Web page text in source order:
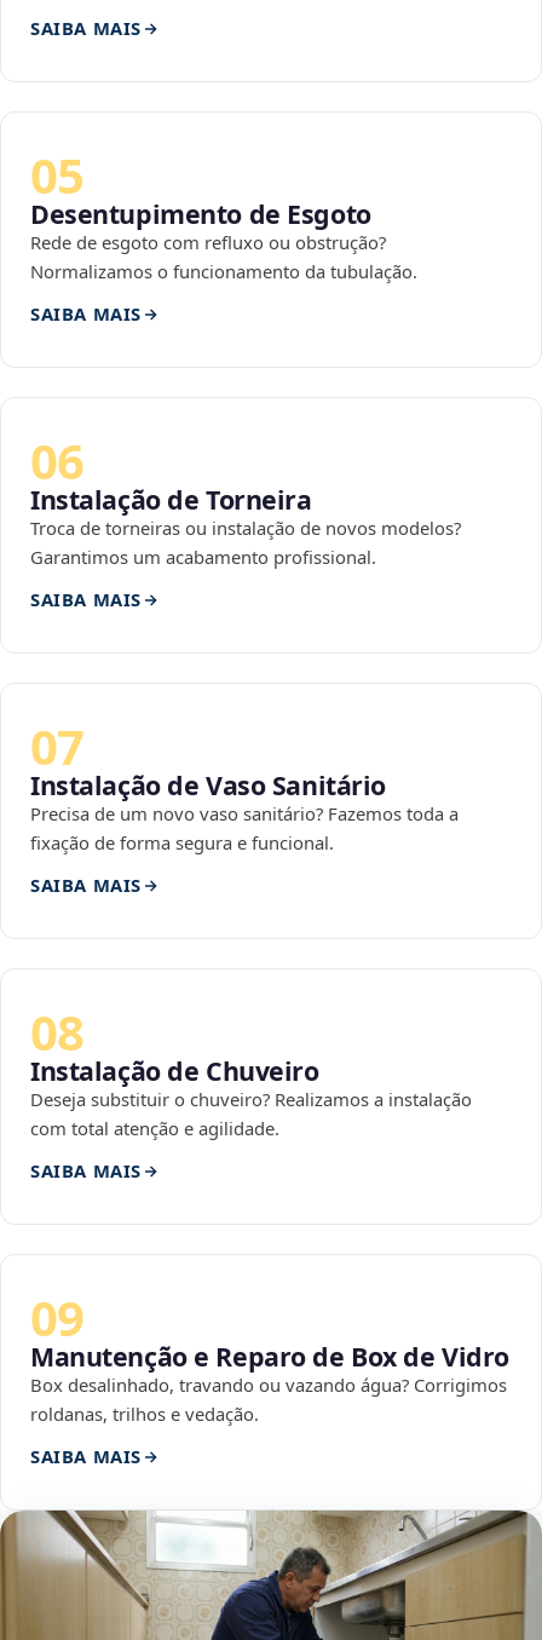
SAIBA MAIS
05
Desentupimento de Esgoto
Rede de esgoto com refluxo ou obstrução?
Normalizamos o funcionamento da tubulação.
SAIBA MAIS
06
Instalação de Torneira
Troca de torneiras ou instalação de novos modelos?
Garantimos um acabamento profissional.
SAIBA MAIS
07
Instalação de Vaso Sanitário
Precisa de um novo vaso sanitário? Fazemos toda a
fixação de forma segura e funcional.
SAIBA MAIS
08
Instalação de Chuveiro
Deseja substituir o chuveiro? Realizamos a instalação
com total atenção e agilidade.
SAIBA MAIS
09
Manutenção e Reparo de Box de Vidro
Box desalinhado, travando ou vazando água? Corrigimos
roldanas, trilhos e vedação.
SAIBA MAIS